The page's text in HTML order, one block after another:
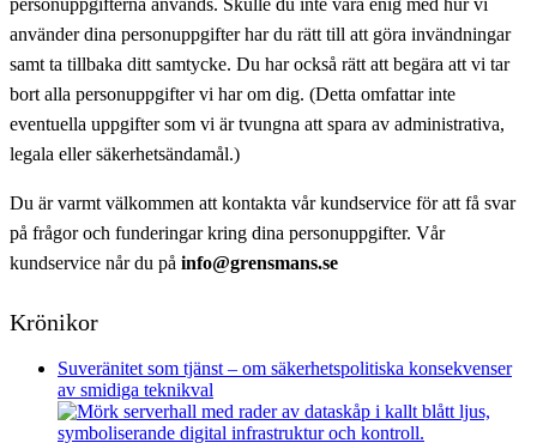
använder dina personuppgifter har du rätt till att göra invändningar
samt ta tillbaka ditt samtycke. Du har också rätt att begära att vi tar
bort alla personuppgifter vi har om dig. (Detta omfattar inte
eventuella uppgifter som vi är tvungna att spara av administrativa,
legala eller säkerhetsändamål.)
Du är varmt välkommen att kontakta vår kundservice för att få svar
på frågor och funderingar kring dina personuppgifter. Vår
kundservice når du på info@grensmans.se
Krönikor
Suveränitet som tjänst – om säkerhetspolitiska konsekvenser
av smidiga teknikval